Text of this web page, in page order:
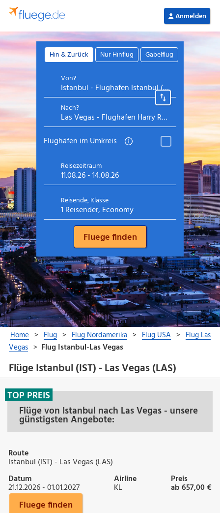
Flüge Istanbul (IST) - Las Vegas (LAS)
Flüge von Istanbul nach Las Vegas - unsere
günstigsten Angebote:
TOP PREIS
Route
Istanbul (IST) - Las Vegas (LAS)
Datum
21.12.2026 - 01.01.2027
Airline
KL
Preis
ab 657,00 €
Fluege finden